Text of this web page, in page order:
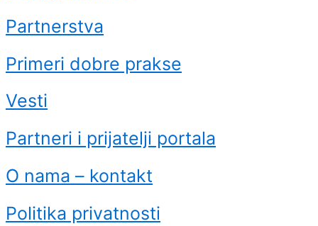
Partnerstva
Primeri dobre prakse
Vesti
Partneri i prijatelji portala
O nama – kontakt
Politika privatnosti